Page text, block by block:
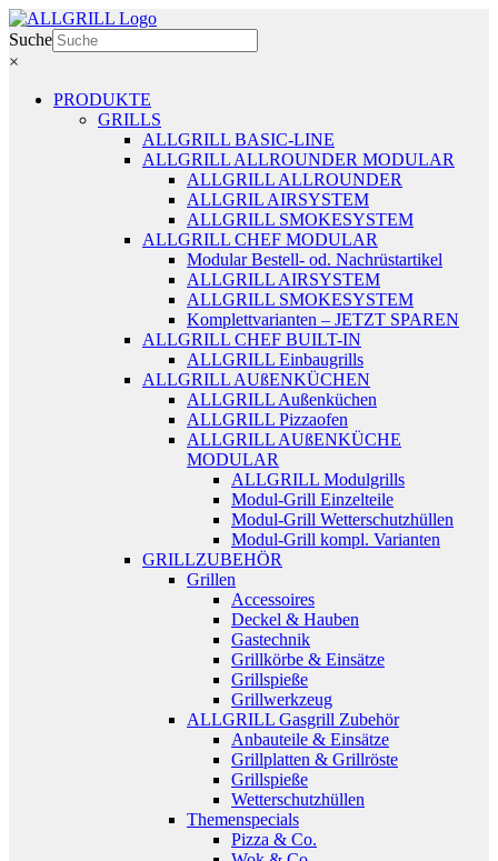
Zum
Inhalt
springen
Suche
×
PRODUKTE
GRILLS
ALLGRILL BASIC-LINE
ALLGRILL ALLROUNDER MODULAR
ALLGRILL ALLROUNDER
ALLGRIL AIRSYSTEM
ALLGRILL SMOKESYSTEM
ALLGRILL CHEF MODULAR
Modular Bestell- od. Nachrüstartikel
ALLGRILL AIRSYSTEM
ALLGRILL SMOKESYSTEM
Komplettvarianten – JETZT SPAREN
ALLGRILL CHEF BUILT-IN
ALLGRILL Einbaugrills
ALLGRILL AUßENKÜCHEN
ALLGRILL Außenküchen
ALLGRILL Pizzaofen
ALLGRILL AUßENKÜCHE
MODULAR
ALLGRILL Modulgrills
Modul-Grill Einzelteile
Modul-Grill Wetterschutzhüllen
Modul-Grill kompl. Varianten
GRILLZUBEHÖR
Grillen
Accessoires
Deckel & Hauben
Gastechnik
Grillkörbe & Einsätze
Grillspieße
Grillwerkzeug
ALLGRILL Gasgrill Zubehör
Anbauteile & Einsätze
Grillplatten & Grillröste
Grillspieße
Wetterschutzhüllen
Themenspecials
Pizza & Co.